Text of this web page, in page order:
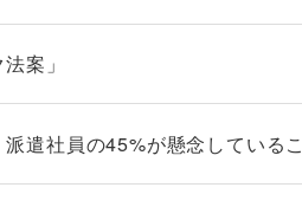
案」
遣社員の45%が懸念している